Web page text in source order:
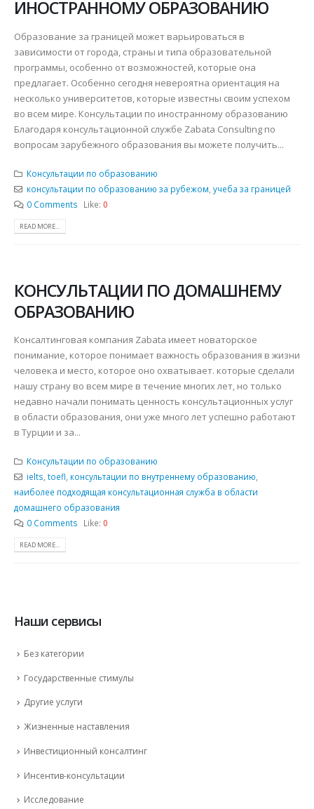
ИНОСТРАННОМУ ОБРАЗОВАНИЮ
Образование за границей может варьироваться в
зависимости от города, страны и типа образовательной
программы, особенно от возможностей, которые она
предлагает. Особенно сегодня невероятна ориентация на
несколько университетов, которые известны своим успехом
во всем мире. Консультации по иностранному образованию
Благодаря консультационной службе Zabata Consulting по
вопросам зарубежного образования вы можете получить...
Консультации по образованию
консультации по образованию за рубежом учеба за границей
0 Comments
Like: 0
READ MORE...
КОНСУЛЬТАЦИИ ПО ДОМАШНЕМУ
ОБРАЗОВАНИЮ
Консалтинговая компания Zabata имеет новаторское
понимание, которое понимает важность образования в жизни
человека и место, которое оно охватывает. которые сделали
нашу страну во всем мире в течение многих лет, но только
недавно начали понимать ценность консультационных услуг
в области образования, они уже много лет успешно работают
в Турции и за...
Консультации по образованию
ielts toefl консультации по внутреннему образованию
наиболее подходящая консультационная служба в области
домашнего образования
0 Comments
Like: 0
READ MORE...
Наши сервисы
Без категории
Государственные стимулы
Другие услуги
Жизненные наставления
Инвестиционный консалтинг
Инсентив-консультации
Исследование